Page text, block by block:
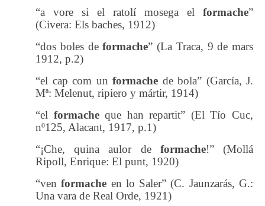
“a vore si el ratolí mosega el formache”
(Civera: Els baches, 1912)
“dos boles deformache” (La Traca, 9 de mars
1912, p.2)
“el cap com un formache de bola” (García, J.
Mª: Melenut, ripiero y mártir, 1914)
“el formacheque han repartit” (El Tío Cuc,
nº125, Alacant, 1917, p.1)
“¡Che, quina aulor de formache!” (Mollá
Ripoll, Enrique: El punt, 1920)
“venformache en lo Saler” (C. Jaunzarás, G.:
Una vara de Real Orde, 1921)